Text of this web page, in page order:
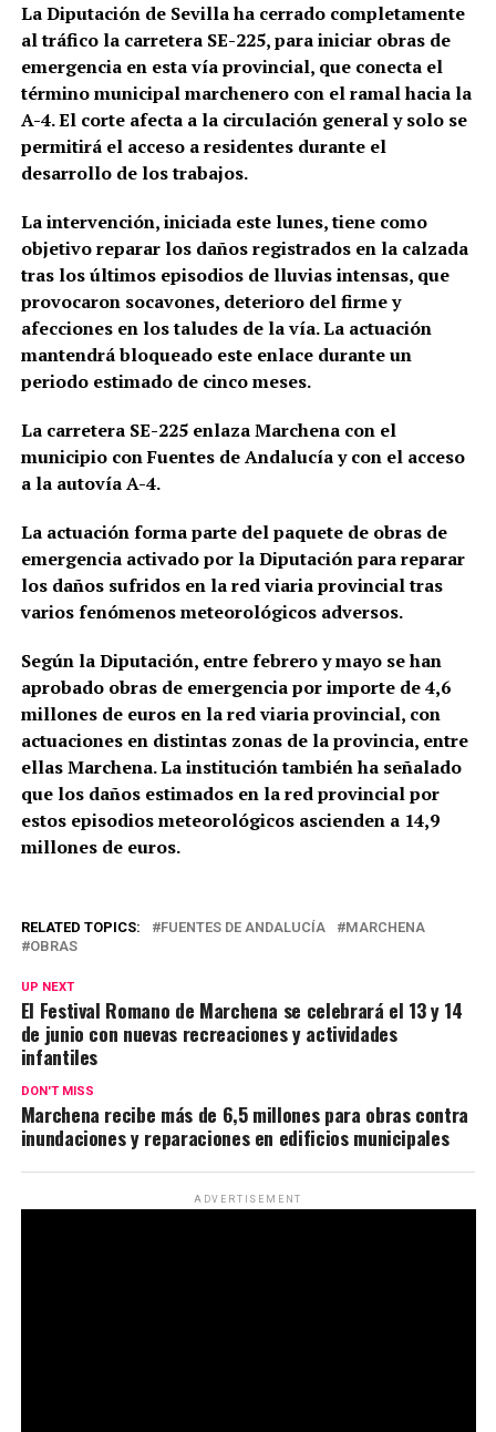
La Diputación de Sevilla ha cerrado completamente
al tráfico la carretera SE-225, para iniciar obras de
emergencia en esta vía provincial, que conecta el
término municipal marchenero con el ramal hacia la
A-4. El corte afecta a la circulación general y solo se
permitirá el acceso a residentes durante el
desarrollo de los trabajos.
La intervención, iniciada este lunes, tiene como
objetivo reparar los daños registrados en la calzada
tras los últimos episodios de lluvias intensas, que
provocaron socavones, deterioro del firme y
afecciones en los taludes de la vía. La actuación
mantendrá bloqueado este enlace durante un
periodo estimado de cinco meses.
La carretera SE-225 enlaza Marchena con el
municipio con Fuentes de Andalucía y con el acceso
a la autovía A-4.
La actuación forma parte del paquete de obras de
emergencia activado por la Diputación para reparar
los daños sufridos en la red viaria provincial tras
varios fenómenos meteorológicos adversos.
Según la Diputación, entre febrero y mayo se han
aprobado obras de emergencia por importe de 4,6
millones de euros en la red viaria provincial, con
actuaciones en distintas zonas de la provincia, entre
ellas Marchena. La institución también ha señalado
que los daños estimados en la red provincial por
estos episodios meteorológicos ascienden a 14,9
millones de euros.
RELATED TOPICS: FUENTES DE ANDALUCÍA
MARCHENA
OBRAS
UP NEXT
El Festival Romano de Marchena se celebrará el 13 y 14
de junio con nuevas recreaciones y actividades
infantiles
DON'T MISS
Marchena recibe más de 6,5 millones para obras contra
inundaciones y reparaciones en edificios municipales
ADVERTISEMENT